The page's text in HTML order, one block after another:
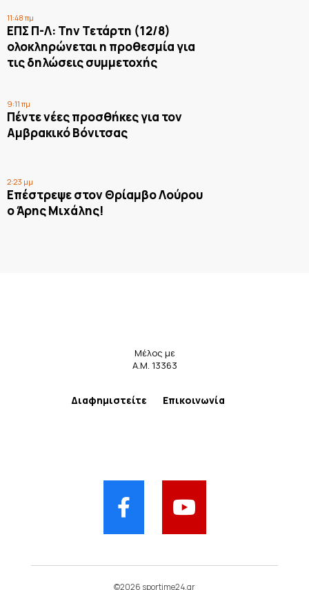
11:48 πμ
ΕΠΣ Π-Λ: Την Τετάρτη (12/8)
ολοκληρώνεται η προθεσμία για
τις δηλώσεις συμμετοχής
9:11 πμ
Πέντε νέες προσθήκες για τον
Αμβρακικό Βόνιτσας
2:23 μμ
Επέστρεψε στον Θρίαμβο Λούρου
ο Άρης Μιχάλης!
Μέλος με
Α.Μ. 13363
Διαφημιστείτε Επικοινωνία
©2026 sportime24.gr